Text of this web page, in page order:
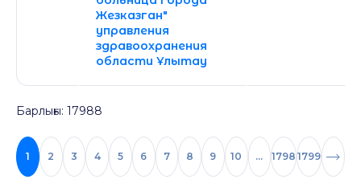
Жезказган"
управления
здравоохранения
области Ұлытау
Барлығы: 17988
1 2 3 4 5 6 7 8 9 10 ... 1798 1799